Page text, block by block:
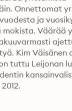
Onnettomat
ja
Väärää
Kim
tuttu Leijonan